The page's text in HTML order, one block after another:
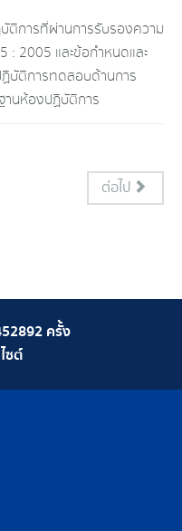
ติการที่ผ่านการรับรองความ
: 2005 และข้อกำหนดและ
ฏิบัติการทดสอบด้านการ
นห้องปฏิบัติการ
ต่อไป
ครั้ง
ซต์